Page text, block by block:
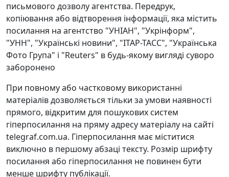
письмового дозволу агентства. Передрук,
копіювання або відтворення інформації, яка містить
посилання на агентство "УНІАН", "Укрінформ",
"УНН", "Українські новини", "ІТАР-ТАСС", "Українська
Фото Група" і "Reuters" в будь-якому вигляді суворо
заборонено
При повному або частковому використанні
матеріалів дозволяється тільки за умови наявності
прямого, відкритим для пошукових систем
гіперпосилання на пряму адресу матеріалу на сайті
telegraf.com.ua. Гіперпосилання має міститися
виключно в першому абзаці тексту. Розмір шрифту
посилання або гіперпосилання не повинен бути
менше шрифту публікації.